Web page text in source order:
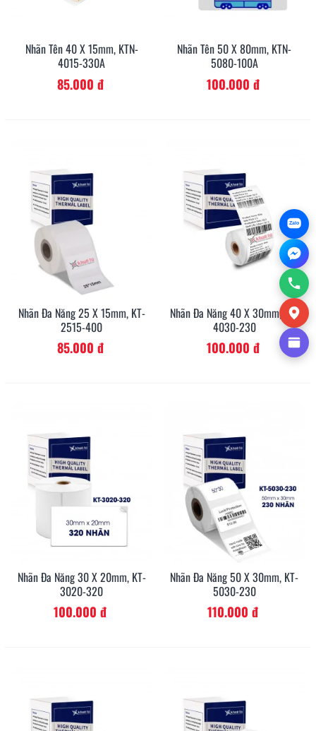
Nhãn Tên 40 X 15mm, KTN-
4015-330A
85.000 đ
Nhãn Tên 50 X 80mm, KTN-
5080-100A
100.000 đ
Nhãn Đa Năng 25 X 15mm, KT-
2515-400
85.000 đ
Nhãn Đa Năng 40 X 30mm, KT-
4030-230
100.000 đ
Nhãn Đa Năng 30 X 20mm, KT-
3020-320
100.000 đ
Nhãn Đa Năng 50 X 30mm, KT-
5030-230
110.000 đ
Zalo